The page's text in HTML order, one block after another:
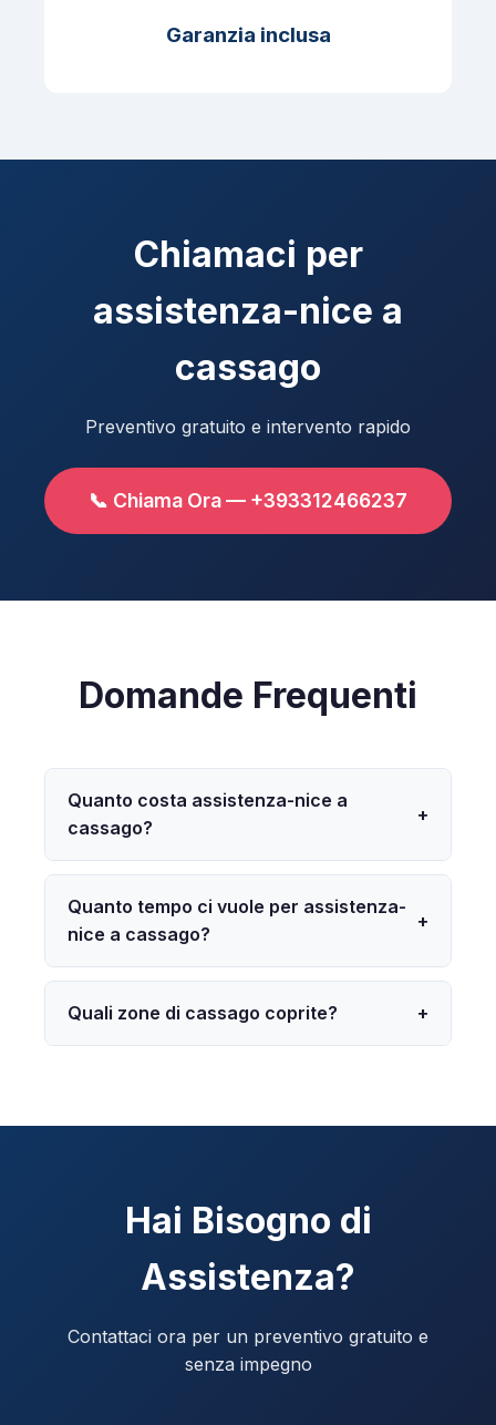
Garanzia inclusa
Chiamaci per
assistenza-nice a
cassago
Preventivo gratuito e intervento rapido
📞 Chiama Ora — +393312466237
Domande Frequenti
Quanto costa assistenza-nice a
cassago?
+
Quanto tempo ci vuole per assistenza-
nice a cassago?
+
Quali zone di cassago coprite? +
Hai Bisogno di
Assistenza?
Contattaci ora per un preventivo gratuito e
senza impegno